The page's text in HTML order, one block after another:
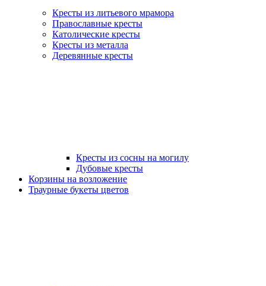
Кресты из литьевого мрамора
Православные кресты
Католические кресты
Кресты из металла
Деревянные кресты
Кресты из сосны на могилу
Дубовые кресты
Корзины на возложение
Траурные букеты цветов